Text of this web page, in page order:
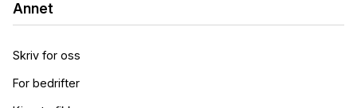
Annet
Skriv for oss
For bedrifter